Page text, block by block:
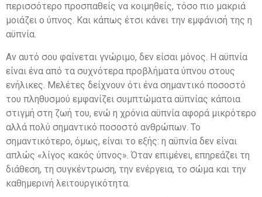
περισσότερο προσπαθείς να κοιμηθείς, τόσο πιο μακριά
μοιάζει ο ύπνος. Και κάπως έτσι κάνει την εμφάνισή της η
αϋπνία.
Αν αυτό σου φαίνεται γνώριμο, δεν είσαι μόνος. Η αϋπνία
είναι ένα από τα συχνότερα προβλήματα ύπνου στους
ενήλικες. Μελέτες δείχνουν ότι ένα σημαντικό ποσοστό
του πληθυσμού εμφανίζει συμπτώματα αϋπνίας κάποια
στιγμή στη ζωή του, ενώ η χρόνια αϋπνία αφορά μικρότερο
αλλά πολύ σημαντικό ποσοστό ανθρώπων. Το
σημαντικότερο, όμως, είναι το εξής: η αϋπνία δεν είναι
απλώς «λίγος κακός ύπνος». Όταν επιμένει, επηρεάζει τη
διάθεση, τη συγκέντρωση, την ενέργεια, το σώμα και την
καθημερινή λειτουργικότητα.